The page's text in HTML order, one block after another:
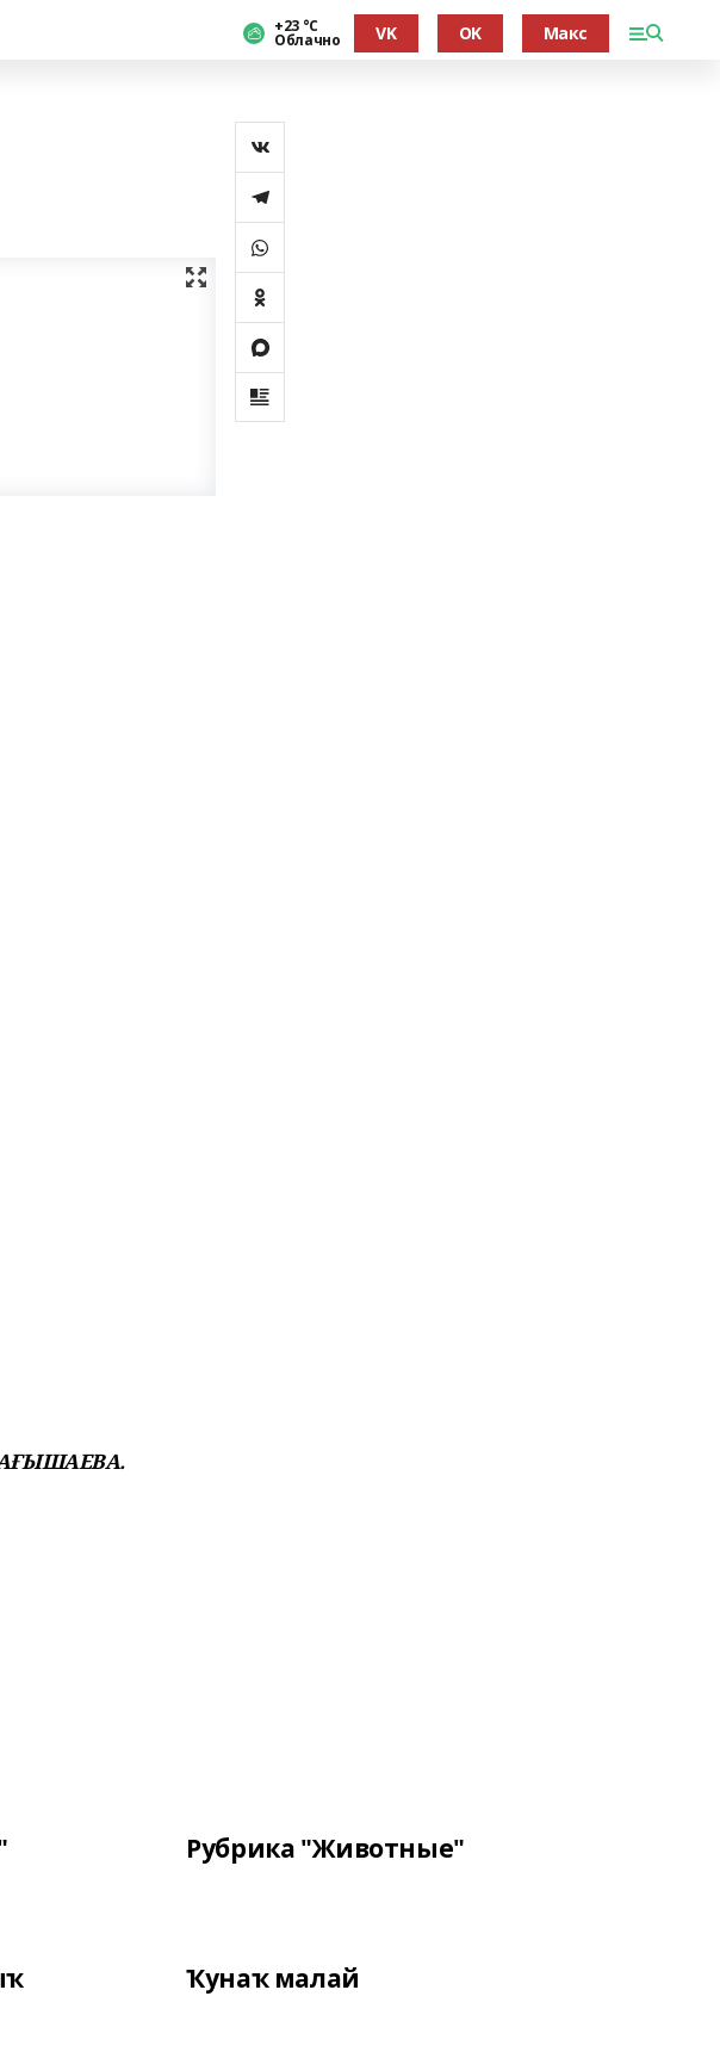
+23 °С
Облачно VK OK Макс
Рубрика "Животные"
Ҡунаҡ малай